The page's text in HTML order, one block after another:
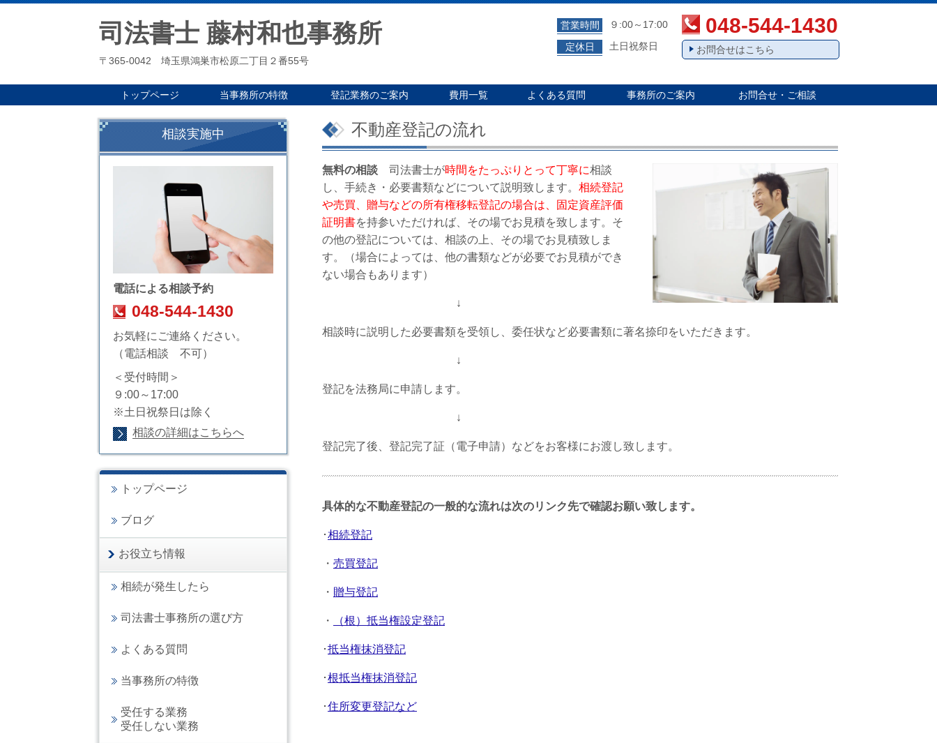
司法書士 藤村和也事務所
〒365-0042 埼玉県鴻巣市松原二丁目２番55号
営業時間
９:00～17:00
定休日
土日祝祭日
048-544-1430
お問合せはこちら
トップページ 当事務所の特徴 登記業務のご案内 費用一覧 よくある質問 事務所のご案内 お問合せ・ご相談
不動産登記の流れ
無料の相談 司法書士が時間をたっぷりとって丁寧に相談
し、手続き・必要書類などについて説明致します。 相続登記
や売買、贈与などの所有権移転登記の場合は、固定資産評価
証明書を持参いただければ、その場でお見積を致します。そ
の他の登記については、相談の上、その場でお見積致しま
す。（場合によっては、他の書類などが必要でお見積ができ
ない場合もあります）
↓
相談時に説明した必要書類を受領し、委任状など必要書類に著名捺印をいただきます。
↓
登記を法務局に申請します。
↓
登記完了後、登記完了証（電子申請）などをお客様にお渡し致します。
具体的な不動産登記の一般的な流れは次のリンク先で確認お願い致します。
･相続登記
・ 売買登記
・ 贈与登記
・ （根）抵当権設定登記
･抵当権抹消登記
･根抵当権抹消登記
･住所変更登記など
相談実施中
電話による相談予約
048-544-1430
お気軽にご連絡ください。
（電話相談 不可）
＜受付時間＞
９:00～17:00
※土日祝祭日は除く
相談の詳細はこちらへ
トップページ
ブログ
お役立ち情報
相続が発生したら
司法書士事務所の選び方
よくある質問
当事務所の特徴
受任する業務
受任しない業務